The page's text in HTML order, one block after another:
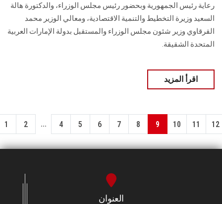
رعاية رئيس الجمهورية وبحضور رئيس مجلس الوزراء، والدكتورة هالة
السعيد وزيرة التخطيط والتنمية الاقتصادية، ومعالي الوزير محمد
القرقاوي وزير شئون مجلس الوزراء والمستقبل بدولة الإمارات العربية
المتحدة الشقيقة.
اقرأ المزيد
1 2 ... 4 5 6 7 8 9 10 11 12
العنوان